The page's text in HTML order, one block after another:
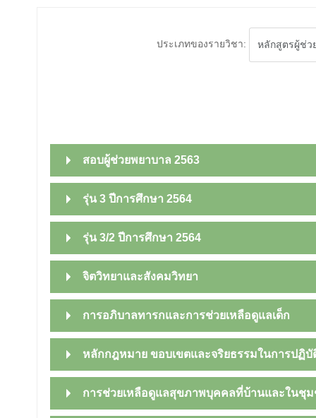
ประเภทของรายวิชา:
สอบผู้ช่วยพยาบาล 2563
รุ่น 3 ปีการศึกษา 2564
รุ่น 3/2 ปีการศึกษา 2564
จิตวิทยาและสังคมวิทยา
การอภิบาลทารกและการช่วยเหลือดูแลเด็ก
หลักกฎหมาย ขอบเขตและจริยธรรมในการปฏิบั
การช่วยเหลือดูแลสุขภาพบุคคลที่บ้านและในชุ